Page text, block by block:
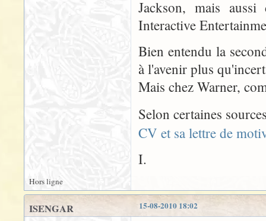
Jackson, mais
Interactive
Bien entendu la
à l'avenir plus
Mais chez Warner,
Selon certaines
CV et sa lettre de
I.
Hors ligne
15-08-2010 18:02
ISENGAR